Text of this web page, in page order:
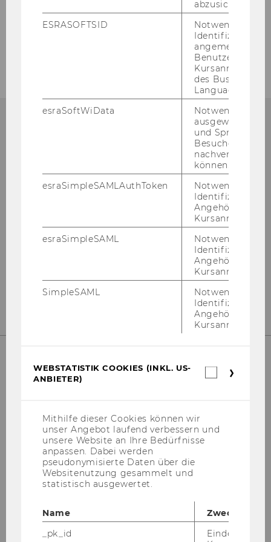
ZURÜCK ZUR ÜBERSICHT
Institut für Marketing-
Management
1020 Wien
Österreich
Gebäude D2, Eingang A, 1. und 2. OG
Welthandelsplatz 1
1020 Wien
Österreich
abzusichern.
ESRASOFTSID
Notwendig zur
Identifizierung
angemeldeten
Benutzers im
des Business
Language
esraSoftWiData
Notwendig um
ausgewählte
und
Besuchers
nachverfolgen
können.
esraSimpleSAMLAuthToken
Notwendig zur
Identifizierung
Angehörige/r für
Kursanmeldung.
esraSimpleSAML
Notwendig zur
Identifizierung
Angehörige/r für
Kursanmeldung.
SimpleSAML
Notwendig zur
Identifizierung
Angehörige/r für
Kursanmeldung.
WEBSTATISTIK COOKIES (INKL. US-
ANBIETER)
Mithilfe dieser Cookies können wir
unser Angebot laufend verbessern und
unsere Website an Ihre Bedürfnisse
anpassen. Dabei werden
pseudonymisierte Daten über die
Websitenutzung gesammelt und
statistisch ausgewertet.
Name
Zweck
_pk_id
Eindeutige